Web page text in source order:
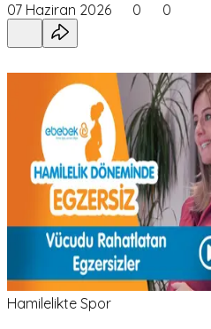
07 Haziran 2026 0 0
Hamilelikte Spor